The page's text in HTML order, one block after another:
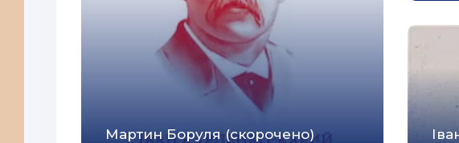
Мартин Боруля (скорочено)